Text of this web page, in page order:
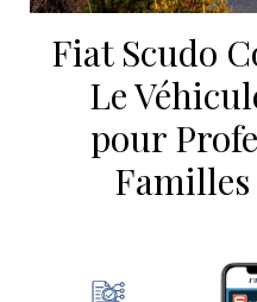
Fiat Scudo
Le
pour